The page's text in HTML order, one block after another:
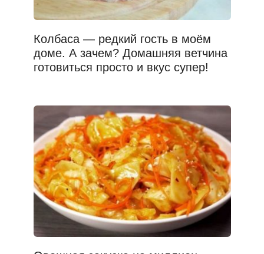
Колбаса — редкий гость в моём
доме. А зачем? Домашняя ветчина
готовиться просто и вкус супер!